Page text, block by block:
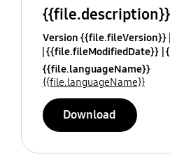
{{file.description}}
Version {{file.fileVersion}}
{{file.fileModifiedDate}}
{{file.languageName}}
{{file.languageName}}
Download